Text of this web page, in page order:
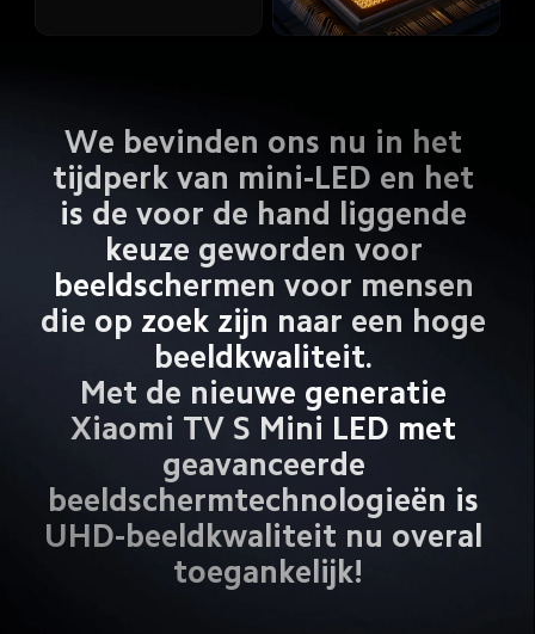
We bevinden ons nu in het
tijdperk van mini-LED en het
is de voor de hand liggende
keuze geworden voor
beeldschermen voor mensen
die op zoek zijn naar een hoge
beeldkwaliteit.
Met de nieuwe generatie
Xiaomi TV S Mini LED met
geavanceerde
beeldschermtechnologieën is
UHD-beeldkwaliteit nu overal
toegankelijk!